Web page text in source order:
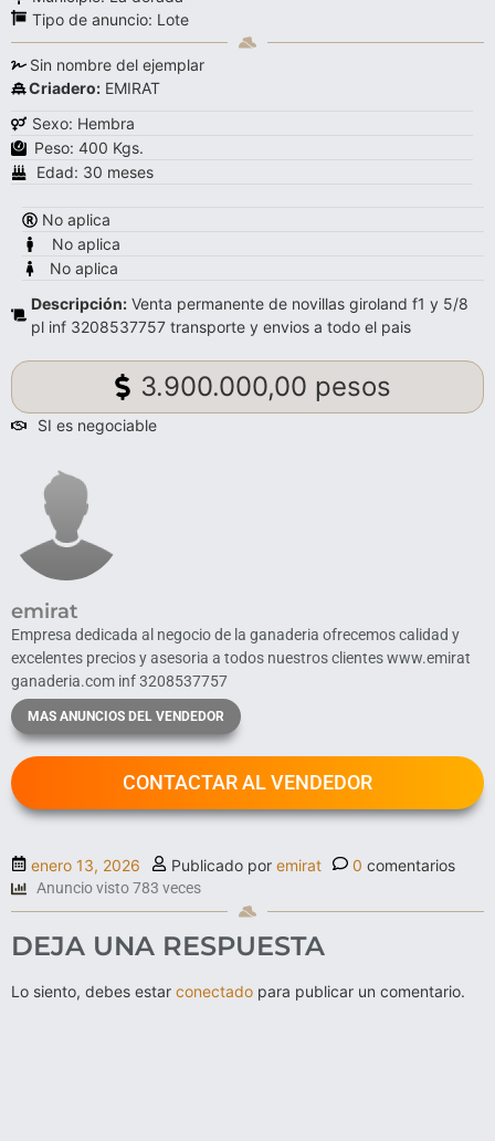
Tipo de anuncio: Lote
Sin nombre del ejemplar
Criadero: EMIRAT
Sexo: Hembra
Peso: 400 Kgs.
Edad: 30 meses
No aplica
No aplica
No aplica
Descripción: Venta permanente de novillas giroland f1 y 5/8
pl inf 3208537757 transporte y envios a todo el pais
3.900.000,00 pesos
SI es negociable
emirat
Empresa dedicada al negocio de la ganaderia ofrecemos calidad y
excelentes precios y asesoria a todos nuestros clientes www.emirat
ganaderia.com inf 3208537757
MAS ANUNCIOS DEL VENDEDOR
CONTACTAR AL VENDEDOR
enero 13, 2026 Publicado por emirat 0 comentarios
Anuncio visto 783 veces
DEJA UNA RESPUESTA
Lo siento, debes estar conectado para publicar un comentario.